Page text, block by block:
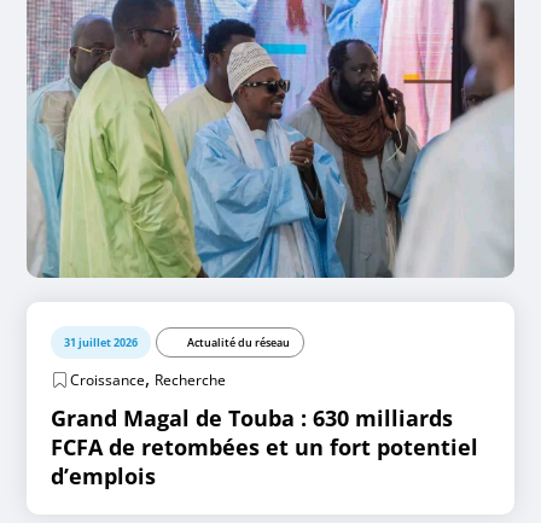
31 juillet 2026 Actualité du réseau
Croissance, Recherche
Grand Magal de Touba : 630 milliards
FCFA de retombées et un fort potentiel
d’emplois